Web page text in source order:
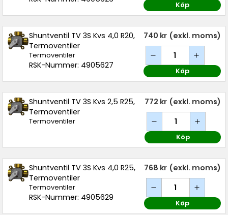
Köp
Shuntventil TV 3S Kvs 4,0 R20,
Termoventiler
Termoventiler
RSK-Nummer: 4905627
740 kr (exkl. moms)
Köp
Shuntventil TV 3S Kvs 2,5 R25,
Termoventiler
Termoventiler
772 kr (exkl. moms)
Köp
Shuntventil TV 3S Kvs 4,0 R25,
Termoventiler
Termoventiler
RSK-Nummer: 4905629
768 kr (exkl. moms)
Köp